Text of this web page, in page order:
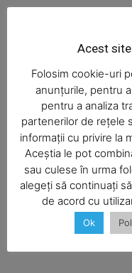
Company
Salvați numele meu,
acest browser pentru
Acest
Folosim cookie-uri
anunțurile, pentru
pentru a analiza
partenerilor de rețele
informații cu privire la
Aceștia le pot
sau culese în urma
alegeți să continuați
de acord cu
Ok